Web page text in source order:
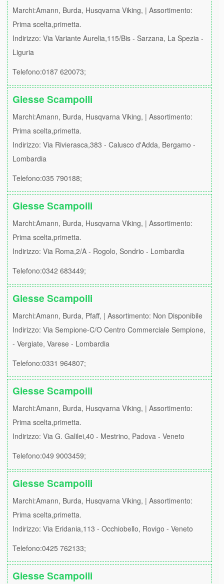
Marchi:Amann, Burda, Husqvarna Viking, | Assortimento:
Prima scelta,primetta.
Indirizzo: Via Variante Aurelia,115/Bis - Sarzana, La Spezia -
Liguria
Telefono:0187 620073;
Giesse Scampoili
Marchi:Amann, Burda, Husqvarna Viking, | Assortimento:
Prima scelta,primetta.
Indirizzo: Via Rivierasca,383 - Calusco d'Adda, Bergamo -
Lombardia
Telefono:035 790188;
Giesse Scampoili
Marchi:Amann, Burda, Husqvarna Viking, | Assortimento:
Prima scelta,primetta.
Indirizzo: Via Roma,2/A - Rogolo, Sondrio - Lombardia
Telefono:0342 683449;
Giesse Scampoili
Marchi:Amann, Burda, Pfaff, | Assortimento: Non Disponibile
Indirizzo: Via Sempione-C/O Centro Commerciale Sempione,
- Vergiate, Varese - Lombardia
Telefono:0331 964807;
Giesse Scampoili
Marchi:Amann, Burda, Husqvarna Viking, | Assortimento:
Prima scelta,primetta.
Indirizzo: Via G. Galilei,40 - Mestrino, Padova - Veneto
Telefono:049 9003459;
Giesse Scampoili
Marchi:Amann, Burda, Husqvarna Viking, | Assortimento:
Prima scelta,primetta.
Indirizzo: Via Eridania,113 - Occhiobello, Rovigo - Veneto
Telefono:0425 762133;
Giesse Scampoili